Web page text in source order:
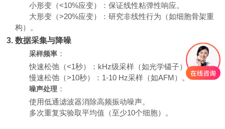
小形变（<10%应变）：保证线性粘弹性响应。
大形变（>20%应变）：研究非线性行为（如细胞骨架重
构）。
3. 数据采集与降噪
采样频率 ：
快速松弛（<1秒）：kHz级采样（如光学镊子）。
慢速松弛（>10秒）：1-10 Hz采样（如AFM）。
噪声处理 ：
使用低通滤波器消除高频振动噪声。
多次重复实验取平均值（至少10个细胞）。